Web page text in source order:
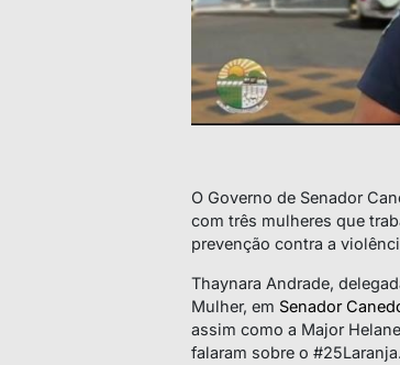
O Governo de Senador
com três mulheres que
prevenção contra a
Thaynara Andrade,
Mulher, em Senador
assim como a Major
falaram sobre o #25Laranja.